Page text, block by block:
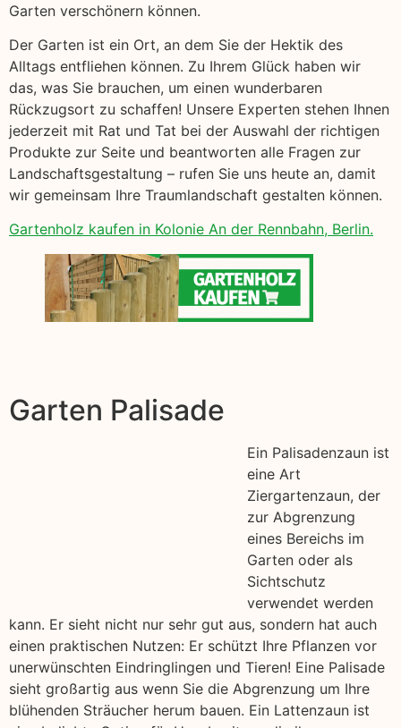
Garten verschönern können.
Der Garten ist ein Ort, an dem Sie der Hektik des
Alltags entfliehen können. Zu Ihrem Glück haben wir
das, was Sie brauchen, um einen wunderbaren
Rückzugsort zu schaffen! Unsere Experten stehen Ihnen
jederzeit mit Rat und Tat bei der Auswahl der richtigen
Produkte zur Seite und beantworten alle Fragen zur
Landschaftsgestaltung – rufen Sie uns heute an, damit
wir gemeinsam Ihre Traumlandschaft gestalten können.
Gartenholz kaufen in Kolonie An der Rennbahn, Berlin.
Garten Palisade
Ein Palisadenzaun ist
eine Art
Ziergartenzaun, der
zur Abgrenzung
eines Bereichs im
Garten oder als
Sichtschutz
verwendet werden
kann. Er sieht nicht nur sehr gut aus, sondern hat auch
einen praktischen Nutzen: Er schützt Ihre Pflanzen vor
unerwünschten Eindringlingen und Tieren! Eine Palisade
sieht großartig aus wenn Sie die Abgrenzung um Ihre
blühenden Sträucher herum bauen. Ein Lattenzaun ist